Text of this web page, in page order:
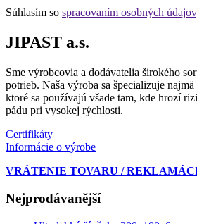
Súhlasím so spracovaním osobných údajov
JIPAST a.s.
Sme výrobcovia a dodávatelia širokého
potrieb. Naša výroba sa špecializuje
ktoré sa používajú všade tam, kde hrozí
pádu pri vysokej rýchlosti.
Certifikáty
Informácie o výrobe
VRÁTENIE TOVARU /
Nejprodávanější